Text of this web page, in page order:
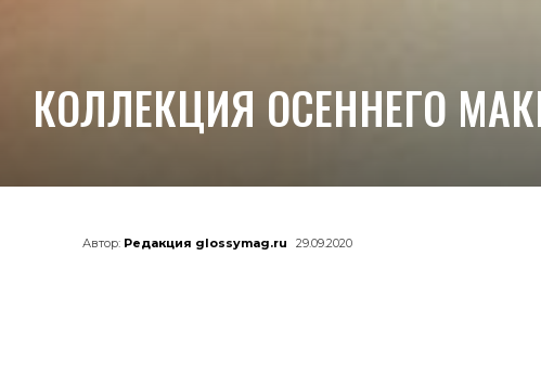
КОЛЛЕКЦИЯ ОСЕННЕГО
Автор: Редакция glossymag.ru 29.09.2020